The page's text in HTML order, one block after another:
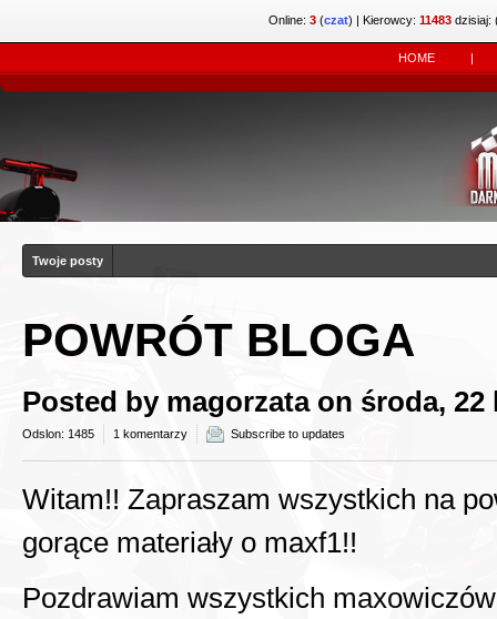
| Kierowcy: 11483 dzisiaj:
Online: 3 (czat)
HOME |
Twoje posty
POWRÓT BLOGA
Posted by magorzata on środa,
Odslon: 1485 1 komentarzy Subscribe to updates
Witam!! Zapraszam wszystkich na
gorące materiały o maxf1!!
Pozdrawiam wszystkich